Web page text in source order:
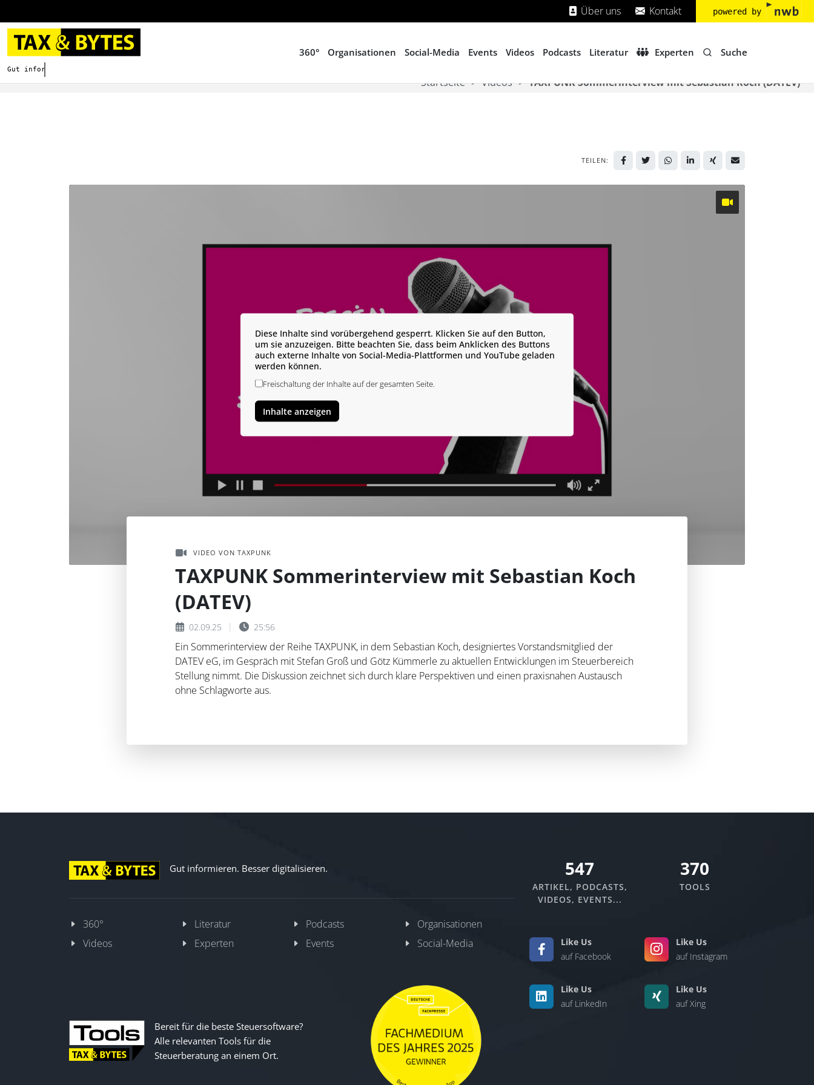
Über uns Kontakt powered by
Gut informieren. Besser digitalisieren.
360° Organisationen Social-Media Events Videos Podcasts Literatur Experten Suche
Startseite Videos TAXPUNK Sommerinterview mit Sebastian Koch (DATEV)
TEILEN:
Diese Inhalte sind vorübergehend gesperrt. Klicken Sie auf den Button,
um sie anzuzeigen. Bitte beachten Sie, dass beim Anklicken des Buttons
auch externe Inhalte von Social-Media-Plattformen und YouTube geladen
werden können.
Freischaltung der Inhalte auf der gesamten Seite.
Inhalte anzeigen
VIDEO VON TAXPUNK
TAXPUNK Sommerinterview mit Sebastian Koch
(DATEV)
02.09.25 25:56
Ein Sommerinterview der Reihe TAXPUNK, in dem Sebastian Koch, designiertes Vorstandsmitglied der
DATEV eG, im Gespräch mit Stefan Groß und Götz Kümmerle zu aktuellen Entwicklungen im Steuerbereich
Stellung nimmt. Die Diskussion zeichnet sich durch klare Perspektiven und einen praxisnahen Austausch
ohne Schlagworte aus.
Gut informieren. Besser digitalisieren.
360° Literatur Podcasts
Organisationen
Videos
Experten Events Social-Media
Bereit für die beste Steuersoftware?
Alle relevanten Tools für die
Steuerberatung an einem Ort.
635
ARTIKEL, PODCASTS,
VIDEOS, EVENTS...
370
TOOLS
Like Us
auf Facebook
Like Us
auf Instagram
Like Us
auf LinkedIn
Like Us
auf Xing